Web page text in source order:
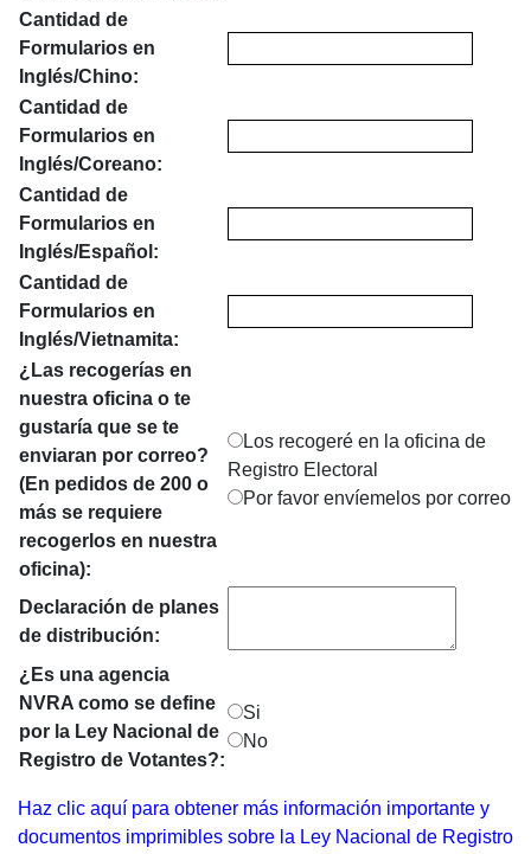
Cantidad de
Formularios en
Inglés/Chino:
Cantidad de
Formularios en
Inglés/Coreano:
Cantidad de
Formularios en
Inglés/Español:
Cantidad de
Formularios en
Inglés/Vietnamita:
¿Las recogerías en
nuestra oficina o te
gustaría que se te
enviaran por correo?
(En pedidos de 200 o
más se requiere
recogerlos en nuestra
oficina):
Los recogeré en la oficina de
Registro Electoral
Por favor envíemelos por correo
Declaración de planes
de distribución:
¿Es una agencia
NVRA como se define
por la Ley Nacional de
Registro de Votantes?:
Si
No
Haz clic aquí para obtener más información importante y
documentos imprimibles sobre la Ley Nacional de Registro